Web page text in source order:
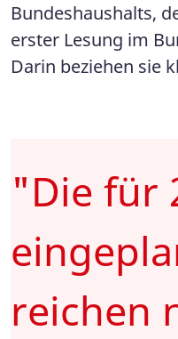
Bundeshaushalts,
erster Lesung im
Darin beziehen sie
"Die für
reichen